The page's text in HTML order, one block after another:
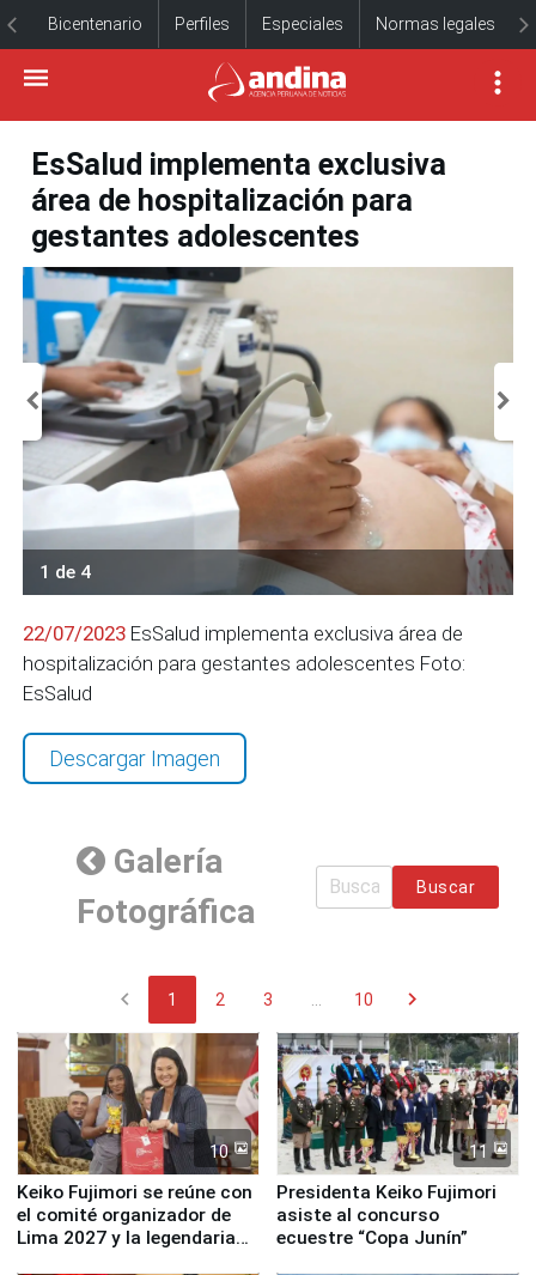
Bicentenario Perfiles Especiales Normas legales
EsSalud implementa exclusiva
área de hospitalización para
gestantes adolescentes
1 de 4
22/07/2023 EsSalud implementa exclusiva área de
hospitalización para gestantes adolescentes Foto:
EsSalud
Descargar Imagen
Galería
Fotográfica
Buscar
chevron_left 1 2 3 10 chevron_right
10
Keiko Fujimori se reúne con
el comité organizador de
Lima 2027 y la legendaria
11
Presidenta Keiko Fujimori
asiste al concurso
ecuestre “Copa Junín”